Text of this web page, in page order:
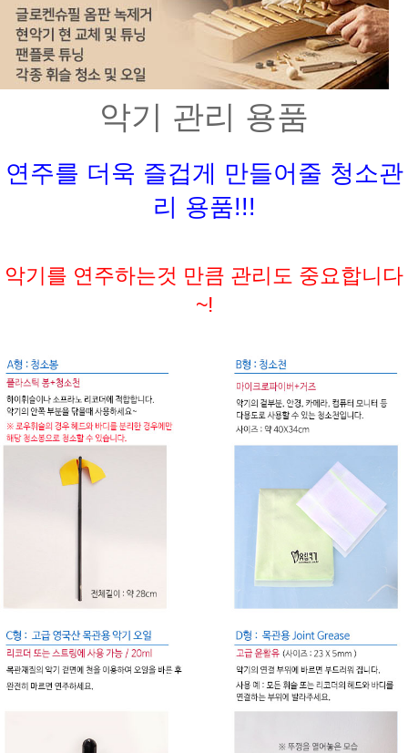
악기 관리 용품
연주를 더욱 즐겁게 만들어줄 청소관
리 용품!!!
악기를 연주하는것 만큼 관리도 중요합니다
~!